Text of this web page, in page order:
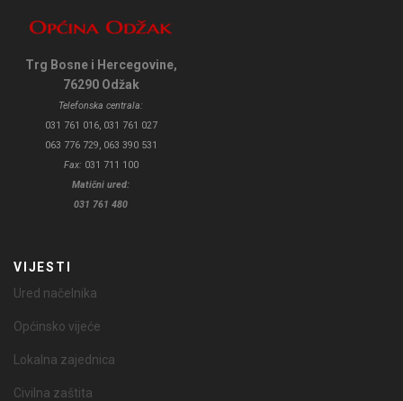
Trg Bosne i Hercegovine,
76290 Odžak
Telefonska centrala:
031 761 016, 031 761 027
063 776 729, 063 390 531
Fax: 031 711 100
Matični ured:
031 761 480
VIJESTI
Ured načelnika
Općinsko vijeće
Lokalna zajednica
Civilna zaštita